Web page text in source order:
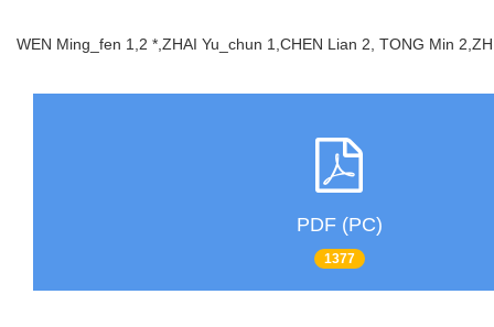
WEN Ming_fen 1,2 *,ZHAI Yu_chun 1,CHEN Lian 2, TONG Min
PDF (PC)
1377